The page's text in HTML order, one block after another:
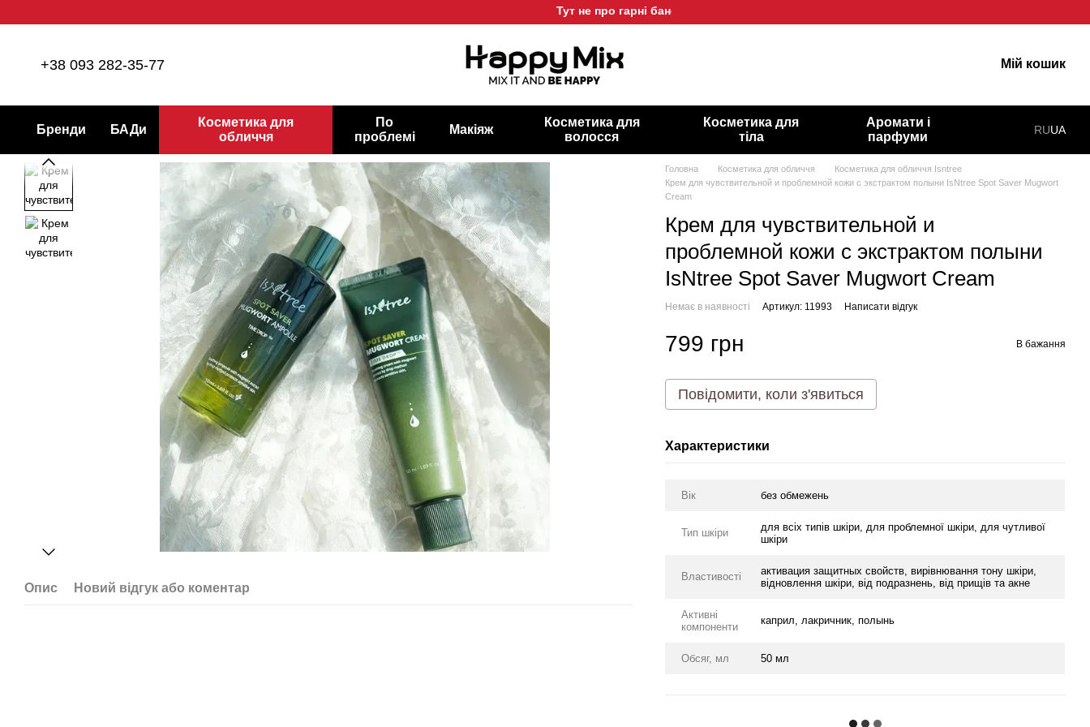
Тут не про гарні баночки, а про гарну шкіру!
+38 093 282-35-77 Мій кошик
Бренди БАДи
Косметика для
обличчя
По
проблемі
Макіяж
Косметика для
волосся
Косметика для
тіла
Аромати і
парфуми
RUUA
Опис Новий відгук або коментар
Головна Косметика для обличчя
Косметика для обличчя Isntree
Крем для чувствительной и проблемной кожи с экстрактом полыни IsNtree Spot Saver Mugwort
Cream
Крем для чувствительной и
проблемной кожи с экстрактом полыни
IsNtree Spot Saver Mugwort Cream
Немає в наявності Артикул: 11993 Написати відгук
799 грн В бажання
Повідомити, коли з'явиться
Характеристики
Вік без обмежень
Тип шкіри
для всіх типів шкіри, для проблемної шкіри, для чутливої
шкіри
Властивості
активация защитных свойств, вирівнювання тону шкіри,
відновлення шкіри, від подразнень, від прищів та акне
Активні
компоненти
каприл, лакричник, полынь
Обсяг, мл 50 мл